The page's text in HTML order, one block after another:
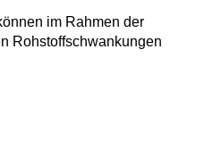
im Rahmen der
Rohstoffschwankungen